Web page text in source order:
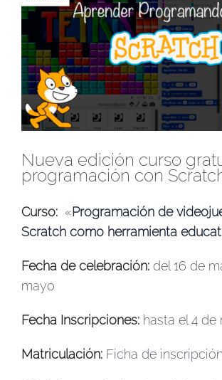
más
grande
Nueva edición curso
programación con
Curso: «Programación de
Scratch como herramienta
Fecha de celebración: del 16 de
mayo
Fecha Inscripciones: hasta el 4 de
Matriculación: Ficha de inscripción